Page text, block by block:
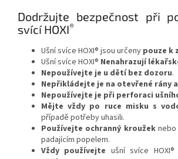
Dodržujte bezpečnost při
svící HOXI®
Ušní svíce HOXI® jsou určeny pouze k
Ušní svíce HOXI® Nenahrazují
Nepoužívejte je u dětí bez dozoru.
Nepřikládejte je na otevřené rány
Nepoužívejte je při perforaci
Mějte vždy po ruce misku s
případě potřeby uhasili.
Používejte ochranný kroužeknebo
padajícím popelem.
Vždy používejte ušní svíce HOXI®